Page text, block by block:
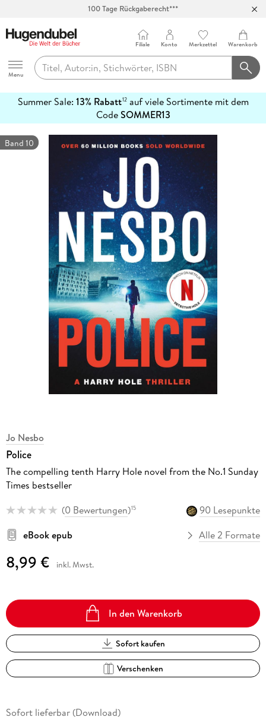
100 Tage Rückgaberecht***
Hugendubel
Menu
Filiale Konto Merkzettel Warenkorb
Summer Sale: 13% Rabatt12auf viele Sortimente mit dem
CodeSOMMER13
erfahren
Band 10
Jo Nesbo
Police
The compelling tenth Harry Hole novel from the No.1 Sunday
Times bestseller
(0 Bewertungen)15
90 Lesepunkte
eBook epub
Alle 2 Formate
8,99 € inkl. Mwst.
In den Warenkorb
Sofort kaufen
Verschenken
Sofort lieferbar (Download)